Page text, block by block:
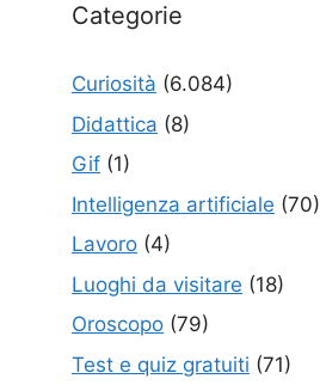
Categorie
Curiosità (6.084)
Didattica (8)
Gif (1)
Intelligenza artificiale (70)
Lavoro (4)
Luoghi da visitare (18)
Oroscopo (79)
Test e quiz gratuiti (71)